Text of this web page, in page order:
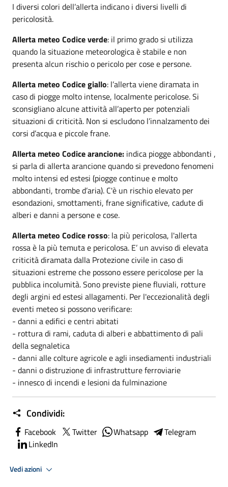
I diversi colori dell’allerta indicano i diversi livelli di
pericolosità.
Allerta meteo Codice verde: il primo grado si utilizza
quando la situazione meteorologica è stabile e non
presenta alcun rischio o pericolo per cose e persone.
Allerta meteo Codice giallo: l’allerta viene diramata in
caso di piogge molto intense, localmente pericolose. Si
sconsigliano alcune attività all’aperto per potenziali
situazioni di criticità. Non si escludono l’innalzamento dei
corsi d’acqua e piccole frane.
Allerta meteo Codice arancione: indica piogge abbondanti ,
si parla di allerta arancione quando si prevedono fenomeni
molto intensi ed estesi (piogge continue e molto
abbondanti, trombe d’aria). C'è un rischio elevato per
esondazioni, smottamenti, frane significative, cadute di
alberi e danni a persone e cose.
Allerta meteo Codice rosso: la più pericolosa, l'allerta
rossa è la più temuta e pericolosa. E’ un avviso di elevata
criticità diramata dalla Protezione civile in caso di
situazioni estreme che possono essere pericolose per la
pubblica incolumità. Sono previste piene fluviali, rotture
degli argini ed estesi allagamenti. Per l'eccezionalità degli
eventi meteo si possono verificare:
- danni a edifici e centri abitati
- rottura di rami, caduta di alberi e abbattimento di pali
della segnaletica
- danni alle colture agricole e agli insediamenti industriali
- danni o distruzione di infrastrutture ferroviarie
- innesco di incendi e lesioni da fulminazione
Condividi:
Facebook Twitter Whatsapp
Telegram
LinkedIn
Vedi azioni